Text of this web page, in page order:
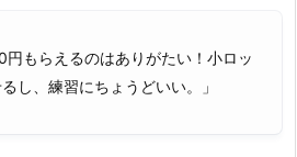
円もらえるのはありがたい！小ロッ
し、練習にちょうどいい。」